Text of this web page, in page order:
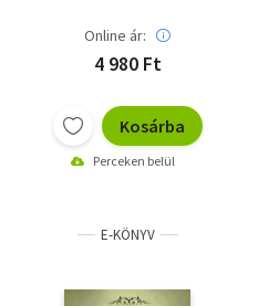
Online ár:
4 980 Ft
Kosárba
Perceken belül
E-KÖNYV